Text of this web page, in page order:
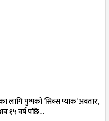
लागि पुष्पको ‘सिक्स प्याक’ अवतार,
१५ वर्ष पछि…